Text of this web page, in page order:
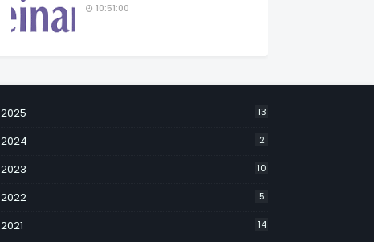
10:51:00
2025 13
2024 2
2023 10
2022 5
2021 14